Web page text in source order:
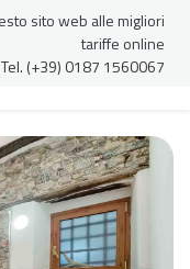
sito web alle migliori
tariffe online
Tel. (+39) 0187 1560067